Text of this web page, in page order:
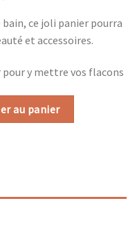
bain, ce joli panier pourra
et accessoires.
pour y mettre vos flacons
modèle Freesia »
au panier